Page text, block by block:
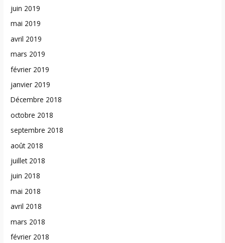
juin 2019
mai 2019
avril 2019
mars 2019
février 2019
janvier 2019
Décembre 2018
octobre 2018
septembre 2018
août 2018
juillet 2018
juin 2018
mai 2018
avril 2018
mars 2018
février 2018